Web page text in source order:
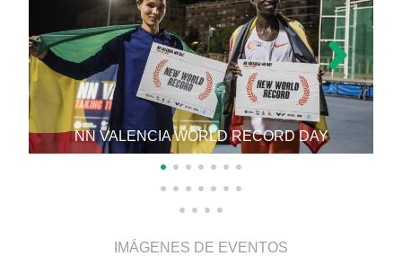
NN VALENCIA WORLD RECORD DAY
IMÁGENES DE EVENTOS